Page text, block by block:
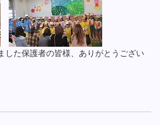
した保護者の皆様、ありがとうござい